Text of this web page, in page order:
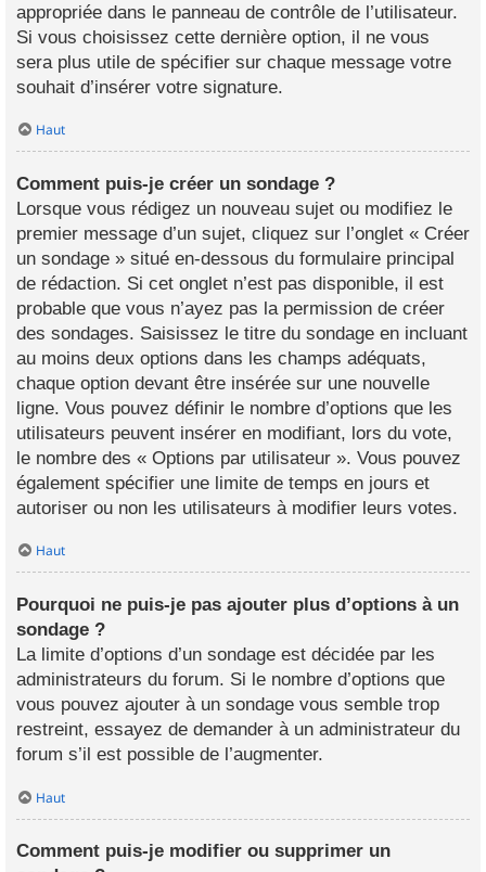
appropriée dans le panneau de contrôle de l’utilisateur.
Si vous choisissez cette dernière option, il ne vous
sera plus utile de spécifier sur chaque message votre
souhait d’insérer votre signature.
Haut
Comment puis-je créer un sondage ?
Lorsque vous rédigez un nouveau sujet ou modifiez le
premier message d’un sujet, cliquez sur l’onglet « Créer
un sondage » situé en-dessous du formulaire principal
de rédaction. Si cet onglet n’est pas disponible, il est
probable que vous n’ayez pas la permission de créer
des sondages. Saisissez le titre du sondage en incluant
au moins deux options dans les champs adéquats,
chaque option devant être insérée sur une nouvelle
ligne. Vous pouvez définir le nombre d’options que les
utilisateurs peuvent insérer en modifiant, lors du vote,
le nombre des « Options par utilisateur ». Vous pouvez
également spécifier une limite de temps en jours et
autoriser ou non les utilisateurs à modifier leurs votes.
Haut
Pourquoi ne puis-je pas ajouter plus d’options à un
sondage ?
La limite d’options d’un sondage est décidée par les
administrateurs du forum. Si le nombre d’options que
vous pouvez ajouter à un sondage vous semble trop
restreint, essayez de demander à un administrateur du
forum s’il est possible de l’augmenter.
Haut
Comment puis-je modifier ou supprimer un